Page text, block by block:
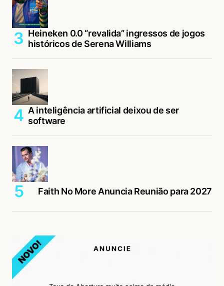
Heineken 0.0 “revalida” ingressos de jogos
históricos de Serena Williams
A inteligência artificial deixou de ser
software
Faith No More Anuncia Reunião para 2027